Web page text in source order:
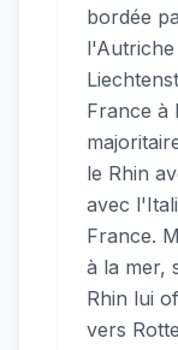
bordée
France à
le Rhin
avec
France.
à la mer,
Rhin lui
vers